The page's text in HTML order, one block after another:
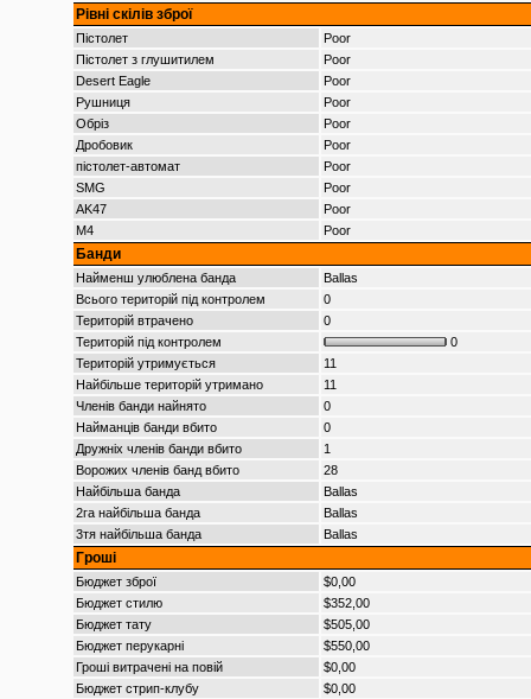
Рівні скілів зброї
Пістолет
Poor
Пістолет з глушитилем
Poor
Desert Eagle
Poor
Рушниця
Poor
Обріз
Poor
Дробовик
Poor
пістолет-автомат
Poor
SMG
Poor
AK47
Poor
M4
Poor
Банди
Найменш улюблена банда
Ballas
Всього територій під контролем
0
Територій втрачено
0
Територій під контролем
0
Територій утримується
11
Найбільше територій утримано
11
Членів банди найнято
0
Найманців банди вбито
0
Дружніх членів банди вбито
1
Ворожих членів банд вбито
28
Найбільша банда
Ballas
2га найбільша банда
Ballas
3тя найбільша банда
Ballas
Гроші
Бюджет зброї
$0,00
Бюджет стилю
$352,00
Бюджет тату
$505,00
Бюджет перукарні
$550,00
Гроші витрачені на повій
$0,00
Бюджет стрип-клубу
$0,00